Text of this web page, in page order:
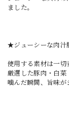
ました。
★ジューシーな肉汁
使用する素材は一切
厳選した豚肉・白菜
噛んだ瞬間、旨味が